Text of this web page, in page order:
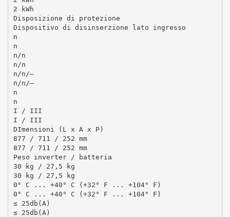
2 kWh
Disposizione di protezione
Dispositivo di disinserzione lato ingresso
n
n
n/n
n/n
n/n/–
n/n/–
n
n
I / III
I / III
DImensioni (L x A x P)
877 / 711 / 252 mm
877 / 711 / 252 mm
Peso inverter / batteria
30 kg / 27,5 kg
30 kg / 27,5 kg
0° C ... +40° C (+32° F ... +104° F)
0° C ... +40° C (+32° F ... +104° F)
≤ 25db(A)
≤ 25db(A)